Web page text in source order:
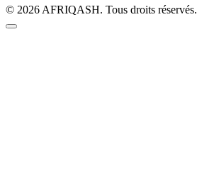
© 2026 AFRIQASH. Tous droits réservés.